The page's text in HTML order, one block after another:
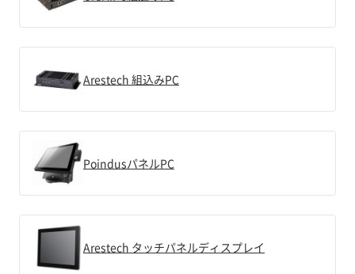
Arestech 組込みPC
PoindusパネルPC
Arestech タッチパネルディスプレイ